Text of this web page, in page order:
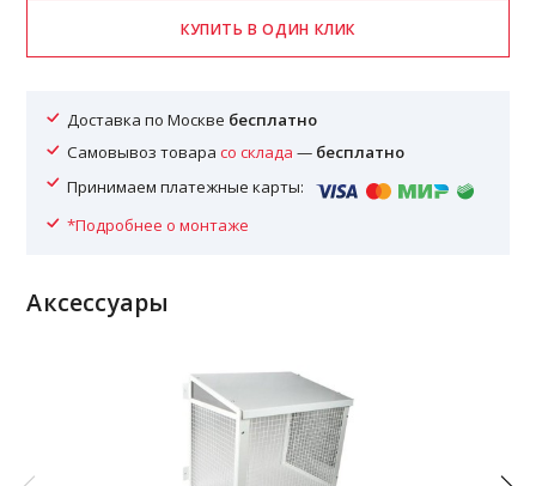
Доставка по Москве бесплатно
Самовывоз товарасо склада — бесплатно
Принимаем платежные карты:
*Подробнее о монтаже
Аксессуары